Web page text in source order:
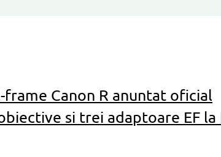
Canon R anuntat oficial
si trei adaptoare EF la